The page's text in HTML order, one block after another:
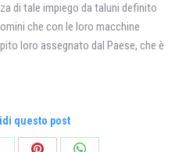
di tale impiego da taluni definito
che con le loro macchine
loro assegnato dal Paese, che è
questo post